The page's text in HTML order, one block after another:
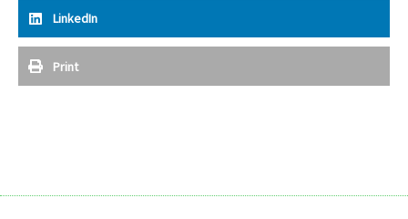
LinkedIn
Print